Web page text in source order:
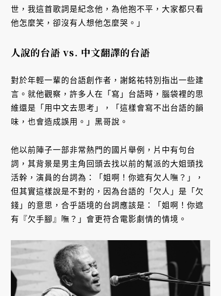
世，我這首歌詞是紀念他，為他抱不平，大家都只看
他怎麼笑，卻沒有人想他怎麼哭。」
人說的台語 vs. 中文翻譯的台語
對於年輕一輩的台語創作者，謝銘祐特別指出一些建
言。就他觀察，許多人在「寫」台語時，腦袋裡的思
維還是「用中文去思考」，「這樣會寫不出台語的韻
味，也會造成誤用。」黑哥說。
他以前陣子一部非常熱門的國片舉例，片中有句台
詞，其背景是男主角回頭去找以前的幫派的大姐頭找
活幹，演員的台詞為：「姐啊！你遮有欠人嘸？」，
但其實這樣說是不對的，因為台語的「欠人」是「欠
錢」的意思，合乎語境的台詞應該是：「姐啊！你遮
有『欠手腳』嘸？」會更符合電影劇情的情境。